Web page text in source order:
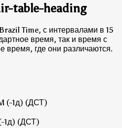
table-heading
Time, с интервалами в 15
время, так и время с
время, где они различаются.
(-1д) (ДСТ)
1д) (ДСТ)